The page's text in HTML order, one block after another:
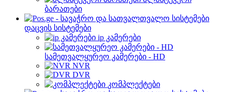
ბარათები
დაცვის სისტემები
ip კამერები
სამეთვალყურეო კამერები - HD
NVR
DVR
კომპლექტები